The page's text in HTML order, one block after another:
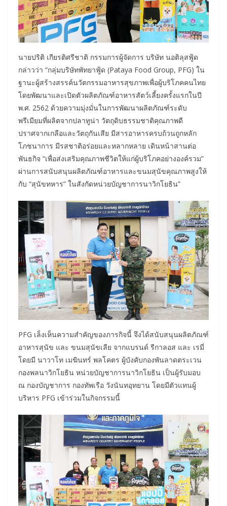
นายปริติ เกียรติศรีชาติ กรรมการผู้จัดการ บริษัท นอติลุสฟู้ด
กล่าวว่า “กลุ่มบริษัทพัทยาฟู้ด (Pataya Food Group, PFG) ใน
ฐานะผู้สร้างสรรค์นวัตกรรมอาหารสุขภาพเพื่อผู้บริโภคคนไทย
โดยพัฒนาและเปิดตัวผลิตภัณฑ์อาหารสัตว์เลี้ยงครั้งแรกในปี
พ.ศ. 2562 ด้วยความมุ่งมั่นในการพัฒนาผลิตภัณฑ์ระดับ
พรีเมียมที่ผลิตจากปลาทูน่า วัตถุดิบธรรมชาติคุณภาพดี
ปราศจากเกลือและวัตถุกันเสีย มีสารอาหารครบถ้วนถูกหลัก
โภชนาการ มีรสชาติอร่อยและหลากหลาย เดินหน้าสานต่อ
พันธกิจ “เพื่อส่งเสริมคุณภาพชีวิตให้แก่ผู้บริโภคอย่างองค์รวม”
ผ่านการสนับสนุนผลิตภัณฑ์อาหารและขนมสุนัขคุณภาพสูงให้
กับ “สุนัขทหาร” ในสังกัดหน่วยบัญชาการนาวิกโยธิน”
PFG เล็งเห็นความสำคัญของภารกิจนี้ จึงได้สนับสนุนผลิตภัณฑ์
อาหารสุนัข และ ขนมสุนัขเลีย จากแบรนด์ รีกาลอส และ เรมี่
โดยมี นาวาโท เมฆินทร์ พลโคตร ผู้บังคับกองพันลาดตระเวน
กองพลนาวิกโยธิน หน่วยบัญชาการนาวิกโยธิน เป็นผู้รับมอบ
ณ กองบัญชาการ กองทัพเรือ วังนันทอุทยาน โดยมีตัวแทนผู้
บริหาร PFG เข้าร่วมในกิจกรรมนี้